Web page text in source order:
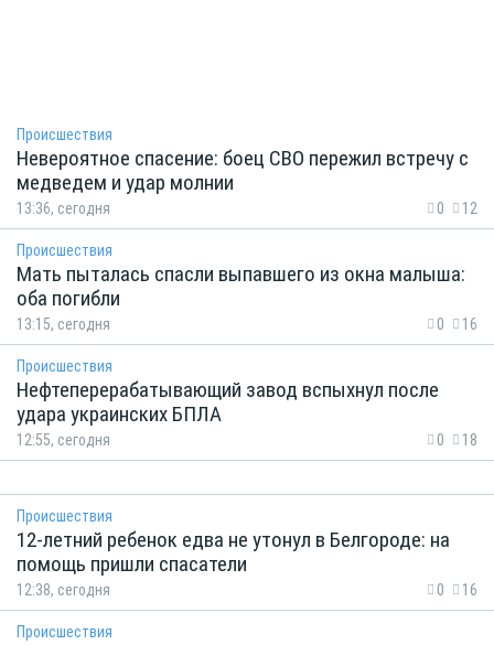
Происшествия
Невероятное спасение: боец СВО пережил встречу с
медведем и удар молнии
13:36, сегодня 0 12
Происшествия
Мать пыталась спасли выпавшего из окна малыша:
оба погибли
13:15, сегодня 0 16
Происшествия
Нефтеперерабатывающий завод вспыхнул после
удара украинских БПЛА
12:55, сегодня 0 18
Происшествия
12-летний ребенок едва не утонул в Белгороде: на
помощь пришли спасатели
12:38, сегодня 0 16
Происшествия